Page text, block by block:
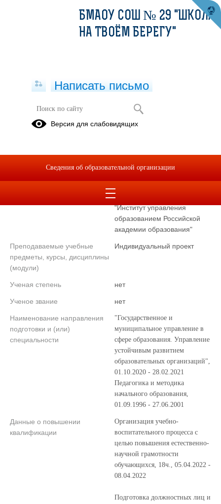
Директор
Киселёва Анна
Телефон +79024099029
высшее, УрГПУ, ФГБНУ
"Институт управления
образованием Российской
академии образования"
Преподаваемые учебные
предметы, курсы, дисциплины
(модули)
Индивидуальный проект
Ученая степень нет
Ученое звание нет
Наименование направления
подготовки и (или)
специальности
"Государственное и
муниципальное управление в
сфере образования. Управление
устойчивым развитием
образовательных организаций",
01.10.2020 - 28.02.2021
Педагогика и методика
начального образования,
01.09.1996 - 27.06.2001
Данные о повышении
квалификации
Организация учебно-
воспитательного процесса с
целью повышения естественно-
научной грамотности
обучающихся, 18ч., 05.04.2022 -
08.04.2022
Подготовка должностных лиц и
БМАОУ СОШ № 29 "ШКОЛА
НА ТВОЁМ БЕРЕГУ"
Написать письмо
Версия для слабовидящих
Сведения об образовательной организации